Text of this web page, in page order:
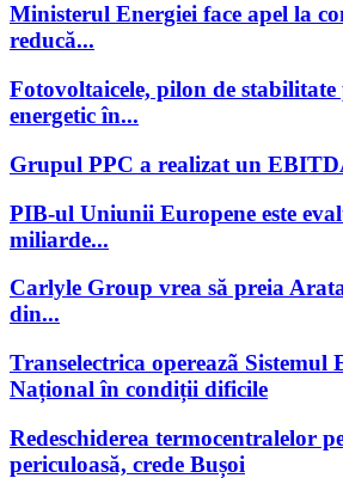
Ministerul Energiei face apel la
reducă...
Fotovoltaicele, pilon de stabilitate
energetic în...
Grupul PPC a realizat un
PIB-ul Uniunii Europene este
miliarde...
Carlyle Group vrea să preia
din...
Transelectrica opereazã Sistemul
Național în condiții dificile
Redeschiderea termocentralelor
periculoasă, crede Bușoi